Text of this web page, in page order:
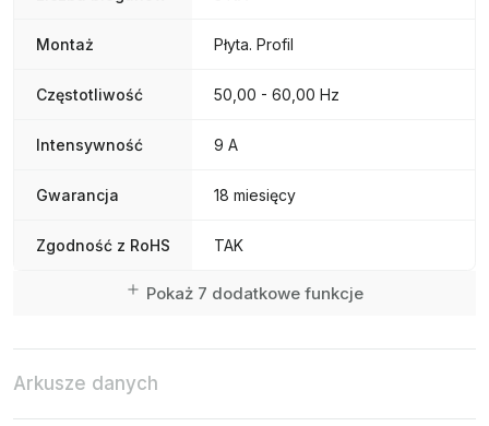
Montaż Płyta. Profil
Częstotliwość 50,00 - 60,00 Hz
Intensywność 9 A
Gwarancja 18 miesięcy
Zgodność z RoHS TAK
Pokaż 7 dodatkowe funkcje
Arkusze danych